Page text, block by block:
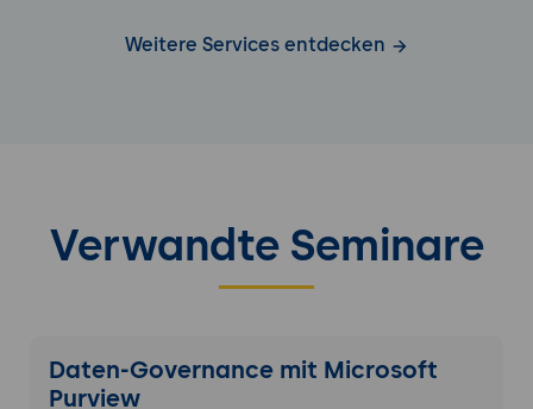
Weitere Services entdecken
Verwandte Seminare
Daten-Governance mit Microsoft
Purview